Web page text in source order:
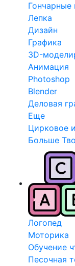
Гончарные
Лепка
Дизайн
Графика
3D-
Анимация
Photoshop
Blender
Деловая
Еще
Цирковое
Больше
Логопед
Моторика
Обучение
Песочная